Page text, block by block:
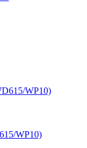
WP10)